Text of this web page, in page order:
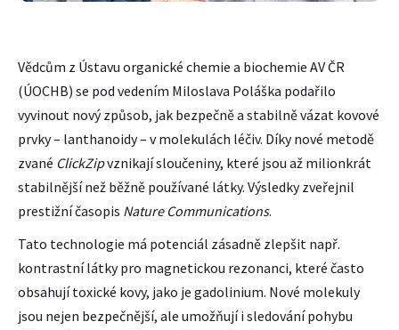
Vědcům z Ústavu organické chemie a biochemie AV ČR
(ÚOCHB) se pod vedením Miloslava Poláška podařilo
vyvinout nový způsob, jak bezpečně a stabilně vázat kovové
prvky – lanthanoidy – v molekulách léčiv. Díky nové metodě
zvané ClickZipvznikají sloučeniny, které jsou až milionkrát
stabilnější než běžně používané látky. Výsledky zveřejnil
prestižní časopis Nature Communications.
Tato technologie má potenciál zásadně zlepšit např.
kontrastní látky pro magnetickou rezonanci, které často
obsahují toxické kovy, jako je gadolinium. Nové molekuly
jsou nejen bezpečnější, ale umožňují i sledování pohybu